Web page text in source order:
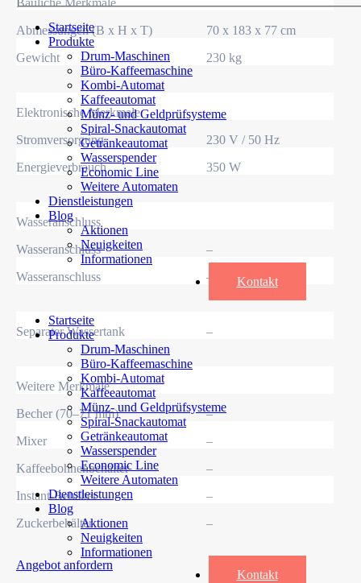
Startseite
Produkte
Drum-Maschinen
Büro-Kaffeemaschine
Kombi-Automat
Kaffeeautomat
Münz- und Geldprüfsysteme
Spiral-Snackautomat
Getränkeautomat
Wasserspender
Economic Line
Weitere Automaten
Dienstleistungen
Blog
Aktionen
Neuigkeiten
Informationen
Kontakt
Startseite
Produkte
Drum-Maschinen
Büro-Kaffeemaschine
Kombi-Automat
Kaffeeautomat
Münz- und Geldprüfsysteme
Spiral-Snackautomat
Getränkeautomat
Wasserspender
Economic Line
Weitere Automaten
Dienstleistungen
Blog
Aktionen
Neuigkeiten
Informationen
Kontakt
Bauliche Merkmale
Abmessungen (B x H x T)
70 x 183 x 77 cm
Gewicht
230 kg
Elektronische Merkmale
Stromversorgung
230 V / 50 Hz
Energieverbrauch
350 W
Wasseranschluss
Wasseranschluss
–
Wasseranschluss
–
Separater Wassertank –
Weitere Merkmale
Becher (70–71 mm)
–
Mixer
–
Kaffeebohnenbehälter
–
Instant-Behälter
–
Zuckerbehälter
–
Angebot anfordern